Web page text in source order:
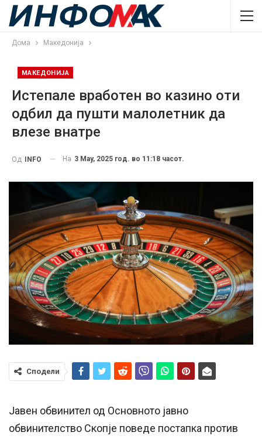
Дома Македонија
МАКЕДОНИЈА
Истепале вработен во казино оти
одбил да пушти малолетник да
влезе внатре
Од INFO На 3 May, 2025 год. во 11:18 часот.
Сподели
Јавен обвинител од Основното јавно
обвинителство Скопје поведе постапка против